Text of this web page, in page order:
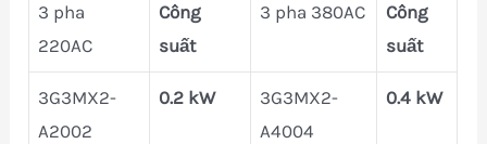
3 pha
220AC
Công
suất
3 pha 380AC
Công
suất
3G3MX2-
A2002
0.2 kW
3G3MX2-
A4004
0.4 kW